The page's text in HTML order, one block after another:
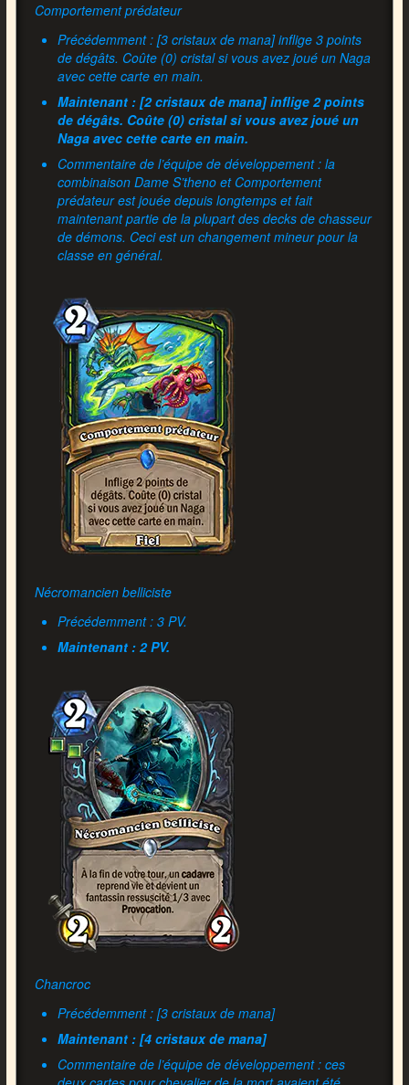
Comportement prédateur
Précédemment : [3 cristaux de mana] inflige 3 points
de dégâts. Coûte (0) cristal si vous avez joué un Naga
avec cette carte en main.
Maintenant : [2 cristaux de mana] inflige 2 points
de dégâts. Coûte (0) cristal si vous avez joué un
Naga avec cette carte en main.
Commentaire de l’équipe de développement : la
combinaison Dame S’theno et Comportement
prédateur est jouée depuis longtemps et fait
maintenant partie de la plupart des decks de chasseur
de démons. Ceci est un changement mineur pour la
classe en général.
Nécromancien belliciste
Précédemment : 3 PV.
Maintenant : 2 PV.
Chancroc
Précédemment : [3 cristaux de mana]
Maintenant : [4 cristaux de mana]
Commentaire de l’équipe de développement : ces